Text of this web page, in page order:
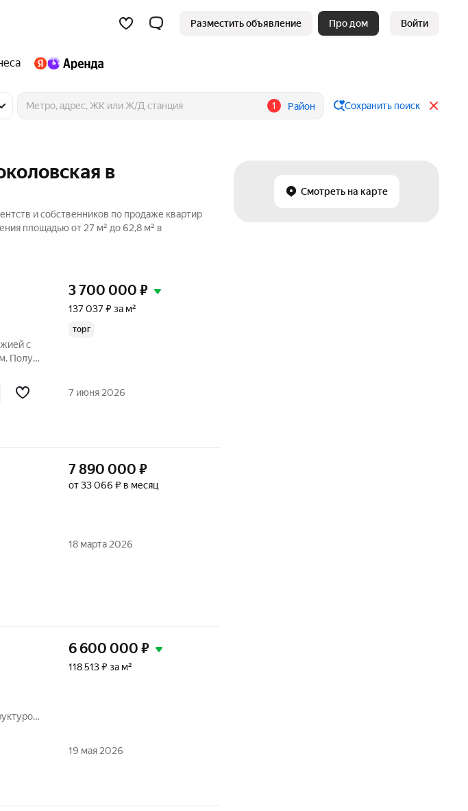
Разместить объявление Про дом Войти
1 Район Сохранить поиск
Смотреть на карте
в
и собственников по продаже квартир
площадью от 27 м² до 62,8 м² в
с
Полу
3 700 000 ₽
137 037 ₽ за м²
торг
7 июня 2026
7 890 000 ₽
от 33 066 ₽ в месяц
18 марта 2026
6 600 000 ₽
118 513 ₽ за м²
19 мая 2026